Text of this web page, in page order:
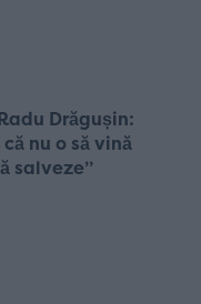
Drăgușin:
nu o să vină
salveze”